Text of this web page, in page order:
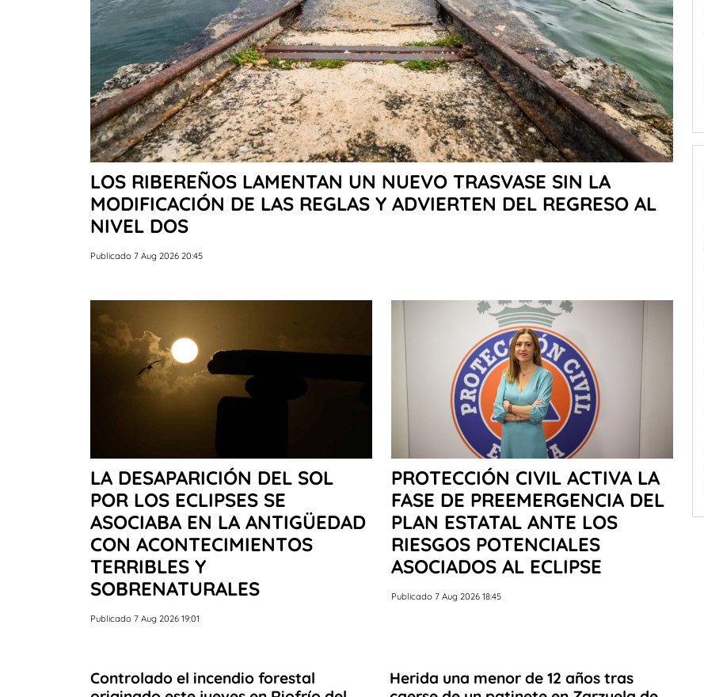
LOS RIBEREÑOS LAMENTAN UN NUEVO TRASVASE SIN LA
MODIFICACIÓN DE LAS REGLAS Y ADVIERTEN DEL REGRESO AL
NIVEL DOS
Publicado 7 Aug 2026 20:45
LA DESAPARICIÓN DEL SOL
POR LOS ECLIPSES SE
ASOCIABA EN LA ANTIGÜEDAD
CON ACONTECIMIENTOS
TERRIBLES Y
SOBRENATURALES
Publicado 7 Aug 2026 19:01
PROTECCIÓN CIVIL ACTIVA LA
FASE DE PREEMERGENCIA DEL
PLAN ESTATAL ANTE LOS
RIESGOS POTENCIALES
ASOCIADOS AL ECLIPSE
Publicado 7 Aug 2026 18:45
Controlado el incendio forestal
Herida una menor de 12 años tras